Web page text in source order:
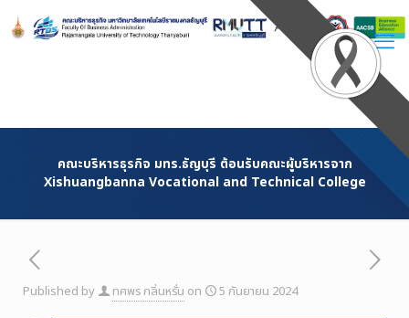
Content
คณะบริหารธุรกิจ มทร.ธัญบุรี ต้อนรับคณะผู้บริหารจาก
Xishuangbanna Vocational and Technical College
Published by ทศพร กลิ่นหรั่น on 5 กันยายน 2024